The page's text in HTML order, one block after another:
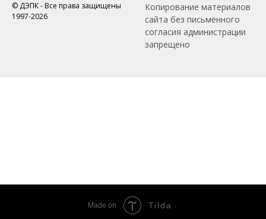
© ДЭПК - Все права защищены
1997-2026
Копирование материалов
сайта без письменного
согласия администрации
запрещено
Made on Tilda